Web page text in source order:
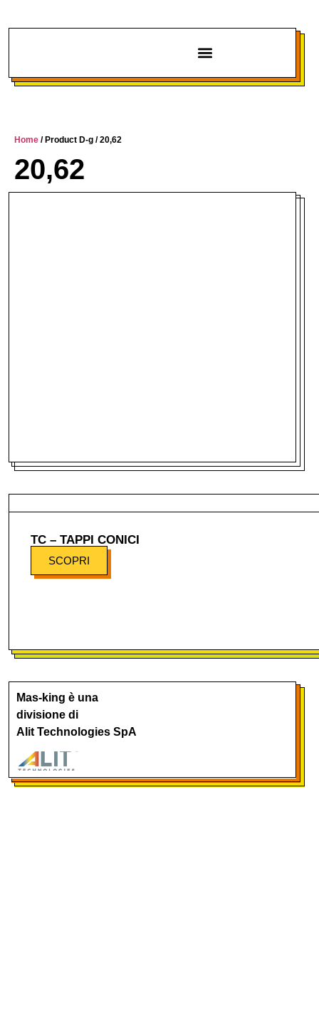
Home / Product D-g / 20,62
20,62
TC – TAPPI CONICI
SCOPRI
Mas-king è una
divisione di
Alit Technologies SpA